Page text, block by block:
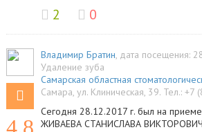
2 0
Владимир Братин, дата посещения:
Удаление зуба
Самарская областная
Самара, ул. Клиническая, 39. Тел.: +7
Сегодня 28.12.2017 г. был на
ЖИВАЕВА СТАНИСЛАВА